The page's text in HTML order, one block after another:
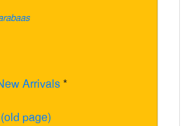
Arrivals*
(old page)